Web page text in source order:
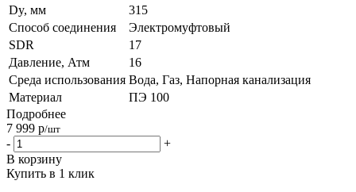
Dy, мм
315
Способ соединения
Электромуфтовый
SDR
17
Давление, Атм
16
Среда использования Вода, Газ, Напорная канализация
Материал
ПЭ 100
Подробнее
7 999 р/шт
-
+
В корзину
Купить в 1 клик